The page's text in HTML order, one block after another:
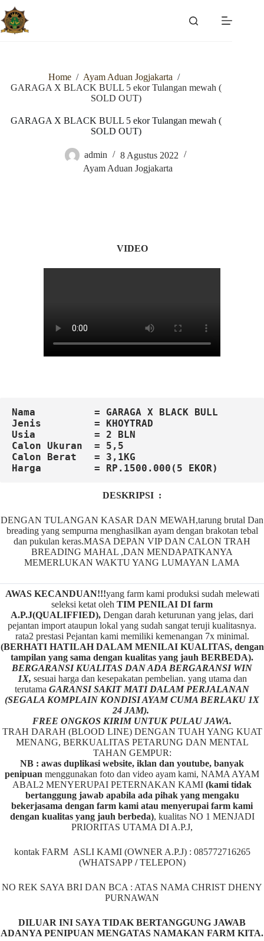
Skip
to
content
Home / Ayam Aduan Jogjakarta /
GARAGA X BLACK BULL 5 ekor Tulangan mewah (
SOLD OUT)
GARAGA X BLACK BULL 5 ekor Tulangan mewah (
SOLD OUT)
admin
8 Agustus 2022
Ayam Aduan Jogjakarta
VIDEO
Nama          = GARAGA X BLACK BULL
Jenis         = KHOYTRAD
Usia          = 2 BLN
Calon Ukuran  = 5,5
Calon Berat   = 3,1KG
DESKRIPSI :
DENGAN TULANGAN KASAR DAN MEWAH,tarung brutal Dan
breading yang sempurna menghasilkan ayam dengan brakotan tebal
dan pukulan keras.MASA DEPAN VIP DAN CALON TRAH
BREADING MAHAL ,DAN MENDAPATKANYA
MEMERLUKAN WAKTU YANG LUMAYAN LAMA
AWAS KECANDUAN!!!yang farm kami produksi sudah melewati
seleksi ketat oleh TIM PENILAI DI farm
A.P.J(QUALIFFIED), Dengan darah keturunan yang jelas, dari
pejantan import ataupun lokal yang sudah sangat teruji kualitasnya.
rata2 prestasi Pejantan kami memiliki kemenangan 7x minimal.
(BERHATI HATILAH DALAM MENILAI KUALITAS, dengan
tampilan yang sama dengan kualitas yang jauh BERBEDA).
BERGARANSI KUALITAS DAN ADA BERGARANSI WIN
1X, sesuai harga dan kesepakatan pembelian. yang utama dan
terutama GARANSI SAKIT MATI DALAM PERJALANAN
(SEGALA KOMPLAIN KONDISI AYAM CUMA BERLAKU 1X
24 JAM).
FREE ONGKOS KIRIM UNTUK PULAU JAWA.
TRAH DARAH (BLOOD LINE) DENGAN TUAH YANG KUAT
MENANG, BERKUALITAS PETARUNG DAN MENTAL
TAHAN GEMPUR:
NB : awas duplikasi website, iklan dan youtube, banyak
penipuan menggunakan foto dan video ayam kami, NAMA AYAM
ABAL2 MENYERUPAI PETERNAKAN KAMI (kami tidak
bertanggung jawab apabila ada pihak yang mengaku
bekerjasama dengan farm kami atau menyerupai farm kami
dengan kualitas yang jauh berbeda), kualitas NO 1 MENJADI
PRIORITAS UTAMA DI A.P.J,
kontak FARM ASLI KAMI (OWNER A.P.J) : 085772716265
(WHATSAPP /TELEPON)
NO REK SAYA BRI DAN BCA : ATAS NAMA CHRIST DHENY
PURNAWAN
DILUAR INI SAYA TIDAK BERTANGGUNG JAWAB
ADANYA PENIPUAN MENGATAS NAMAKAN FARM KITA.